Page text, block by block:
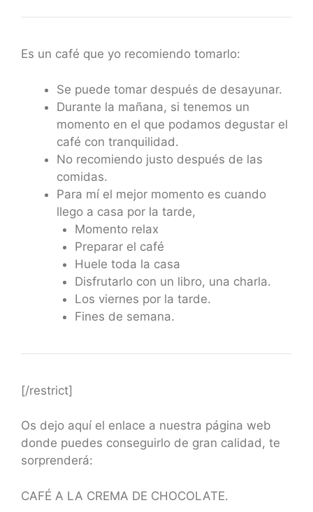
Es un café que yo recomiendo tomarlo:
Se puede tomar después de desayunar.
Durante la mañana, si tenemos un
momento en el que podamos degustar el
café con tranquilidad.
No recomiendo justo después de las
comidas.
Para mí el mejor momento es cuando
llego a casa por la tarde,
Momento relax
Preparar el café
Huele toda la casa
Disfrutarlo con un libro, una charla.
Los viernes por la tarde.
Fines de semana.
[/restrict]
Os dejo aquí el enlace a nuestra página web
donde puedes conseguirlo de gran calidad, te
sorprenderá:
CAFÉ A LA CREMA DE CHOCOLATE.